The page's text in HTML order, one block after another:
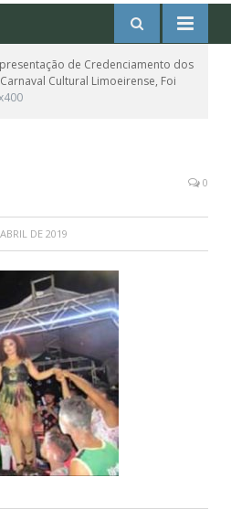
de Credenciamento dos
Cultural Limoeirense, Foi
0
DE 2019